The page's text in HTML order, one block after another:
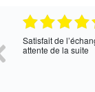
Satisfait de
attente de la suite